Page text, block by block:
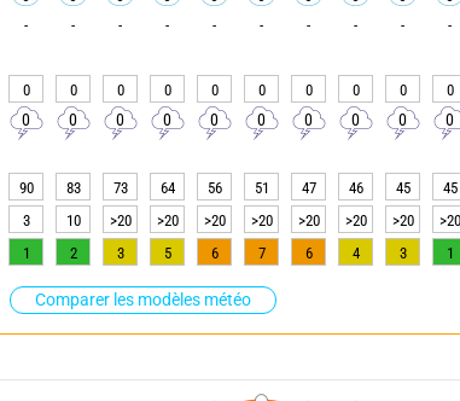
Comparer les modèles météo
- - - - - - - - - -
0 0 0 0 0 0 0 0 0 0
0 0 0 0 0 0 0 0 0 0
90 83 73 64 56 51 47 46 45 45
3 10 >20 >20 >20 >20 >20 >20 >20 >20
1 2 3 5 6 7 6 4 3 1